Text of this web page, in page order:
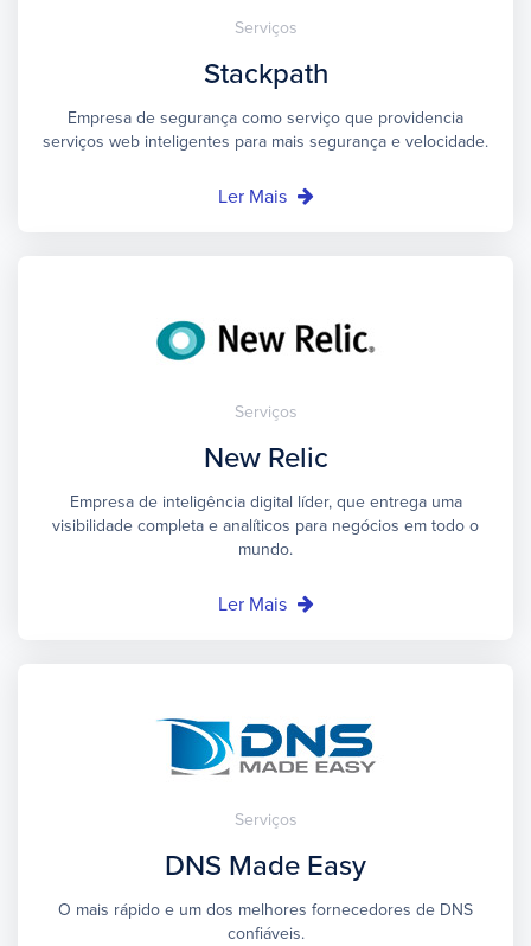
Serviços
Stackpath
Empresa de segurança como serviço que providencia
serviços web inteligentes para mais segurança e velocidade.
Ler Mais
Serviços
New Relic
Empresa de inteligência digital líder, que entrega uma
visibilidade completa e analíticos para negócios em todo o
mundo.
Ler Mais
Serviços
DNS Made Easy
O mais rápido e um dos melhores fornecedores de DNS
confiáveis.